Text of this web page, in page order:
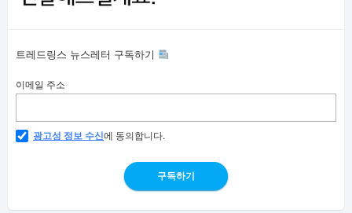
트레드링스 뉴스레터 구독하기
이메일 주소
광고성 정보 수신에 동의합니다.
구독하기